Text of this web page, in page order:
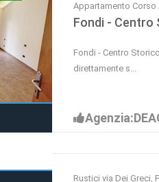
Appartamento Corso
Fondi -
Fondi - Centro
direttamente s...
Rustici via Dei Greci,